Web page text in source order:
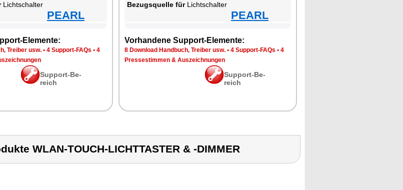
Licht­schal­ter
PEARL
Ele­men­te:
Trei­ber usw. • 4 Sup­port-FAQs • 4
Sup­port-Be­
reich
Be­zugs­quel­le fürLicht­schal­ter
PEARL
Vor­han­de­ne Sup­port-Ele­men­te:
8 Down­load Hand­buch, Trei­ber usw. • 4 Sup­port-FAQs • 4
Pres­se­stim­men & Aus­zeich­nun­gen
Sup­port-Be­
reich
WLAN-TOUCH-LICHTTASTER & -DIMMER